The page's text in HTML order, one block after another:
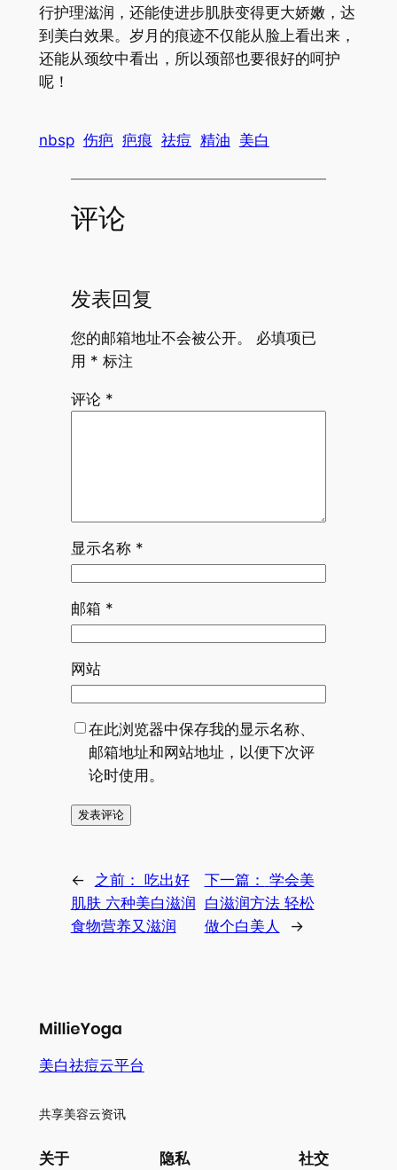
行护理滋润，还能使进步肌肤变得更大娇嫩，达
到美白效果。岁月的痕迹不仅能从脸上看出来，
还能从颈纹中看出，所以颈部也要很好的呵护
呢！
nbsp 伤疤 疤痕 祛痘 精油 美白
评论
发表回复
您的邮箱地址不会被公开。
必填项已
用 * 标注
评论 *
显示名称 *
邮箱 *
网站
在此浏览器中保存我的显示名称、
邮箱地址和网站地址，以便下次评
论时使用。
← 之前： 吃出好
肌肤 六种美白滋润
食物营养又滋润
下一篇： 学会美
白滋润方法 轻松
做个白美人
→
美白祛痘云平台
共享美容云资讯
关于 隐私 社交